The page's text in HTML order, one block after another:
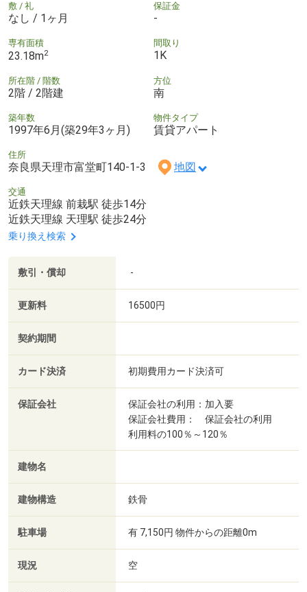
敷 / 礼
なし / 1ヶ月
保証金
-
専有面積
23.18m2
間取り
1K
所在階 / 階数
2階 / 2階建
方位
南
築年数
1997年6月(築29年3ヶ月)
物件タイプ
賃貸アパート
住所
奈良県天理市富堂町140-1-3 地図
交通
近鉄天理線 前栽駅 徒歩14分
近鉄天理線 天理駅 徒歩24分
乗り換え検索
敷引・償却 -
更新料 16500円
契約期間
カード決済 初期費用カード決済可
保証会社
保証会社の利用：加入要
保証会社費用： 保証会社の利用
利用料の100％～120％
建物名
建物構造 鉄骨
駐車場 有 7,150円 物件からの距離0m
現況 空